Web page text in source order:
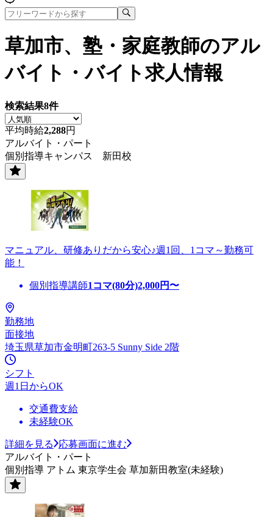
草加市、塾・家庭教師のアル
バイト・バイト求人情報
検索結果8件
平均時給2,288円
アルバイト・パート
個別指導キャンパス 新田校
マニュアル、研修ありだから安心♪週1回、1コマ～勤務可
能！
個別指導講師1コマ(80分)2,000円〜
勤務地
面接地
埼玉県草加市金明町263-5 Sunny Side 2階
シフト
週1日からOK
交通費支給
未経験OK
詳細を見る
応募画面に進む
アルバイト・パート
個別指導 アトム 東京学生会 草加新田教室(未経験)